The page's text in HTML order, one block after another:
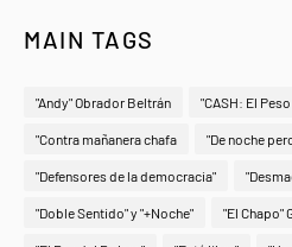
MAIN TAGS
"Andy" Obrador Beltrán "CASH: El
"Contra mañanera chafa "De noche
"Defensores de la democracia"
"Doble Sentido" y "+Noche" "El Chapo"